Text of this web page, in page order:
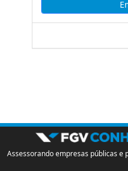
Assessorando empresas públicas e